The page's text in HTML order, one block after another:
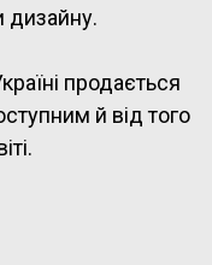
продається
й від того